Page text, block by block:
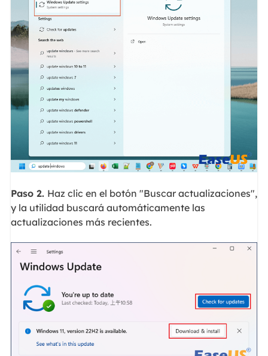
Paso 2. Haz clic en el botón "Buscar actualizaciones",
y la utilidad buscará automáticamente las
actualizaciones más recientes.